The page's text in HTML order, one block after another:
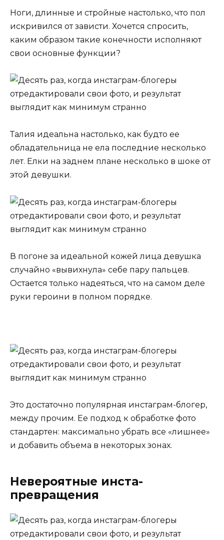
Ноги, длинные и стройные настолько, что пол
искривился от зависти. Хочется спросить,
каким образом такие конечности исполняют
свои основные функции?
Талия идеальна настолько, как будто ее
обладательница не ела последние несколько
лет. Елки на заднем плане несколько в шоке от
этой девушки.
В погоне за идеальной кожей лица девушка
случайно «вывихнула» себе пару пальцев.
Остается только надеяться, что на самом деле
руки героини в полном порядке.
Это достаточно популярная инстаграм-блогер,
между прочим. Ее подход к обработке фото
стандартен: максимально убрать все «лишнее»
и добавить объема в некоторых зонах.
Невероятные инста-
превращения